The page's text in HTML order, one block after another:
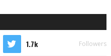
1.7k Followers